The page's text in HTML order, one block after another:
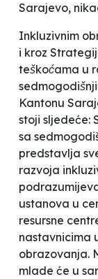
Sarajevo,
Inkluzivnim
i kroz
teškoćama u
Kantonu
stoji sljedeće:
sa
predstavlja
razvoja
ustanova u
resursne
nastavnicima
obrazovanja.
mlade će u